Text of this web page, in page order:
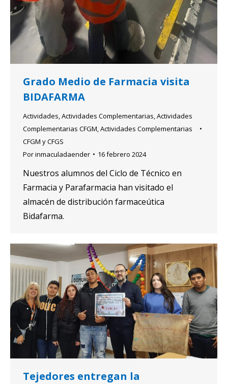
Grado Medio de Farmacia visita
BIDAFARMA
Actividades,Actividades Complementarias,Actividades
Complementarias CFGM,Actividades Complementarias
CFGM y CFGS
Porinmaculadaender 16 febrero 2024
Nuestros alumnos del Ciclo de Técnico en
Farmacia y Parafarmacia han visitado el
almacén de distribución farmaceútica
Bidafarma.
Tejedores entregan la